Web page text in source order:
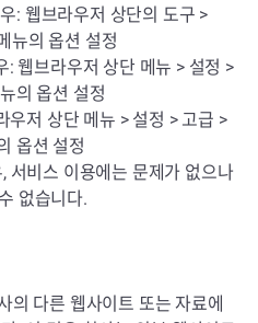
: 웹브라우저 상단의 도구 >
뉴의 옵션 설정
웹브라우저 상단 메뉴 > 설정 >
의 옵션 설정
우저 상단 메뉴 > 설정 > 고급 >
옵션 설정
비스 이용에는 문제가 없으나
없습니다.
의 다른 웹사이트 또는 자료에